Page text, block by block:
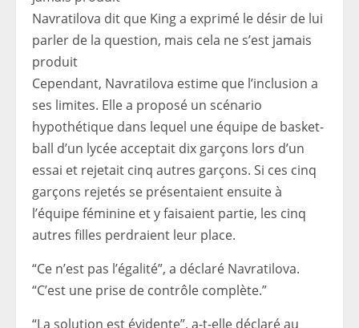
Navratilova dit que King a exprimé le désir de lui
parler de la question, mais cela ne s’est jamais
produit
Cependant, Navratilova estime que l’inclusion a
ses limites. Elle a proposé un scénario
hypothétique dans lequel une équipe de basket-
ball d’un lycée acceptait dix garçons lors d’un
essai et rejetait cinq autres garçons. Si ces cinq
garçons rejetés se présentaient ensuite à
l’équipe féminine et y faisaient partie, les cinq
autres filles perdraient leur place.
“Ce n’est pas l’égalité”, a déclaré Navratilova.
“C’est une prise de contrôle complète.”
“La solution est évidente”, a-t-elle déclaré au